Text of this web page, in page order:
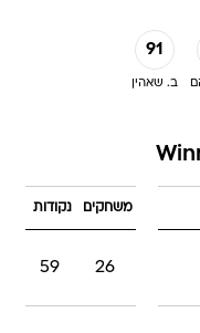
91
ב. שאהין
משחקים נקודות
26
59